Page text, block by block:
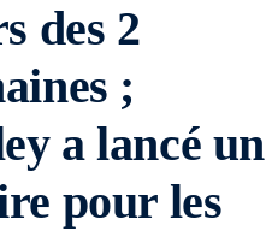
des 2
;
a lancé un
pour les